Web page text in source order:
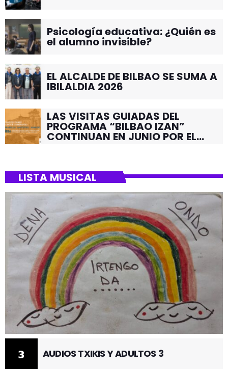
Psicología educativa: ¿Quién es
el alumno invisible?
EL ALCALDE DE BILBAO SE SUMA A
IBILALDIA 2026
LAS VISITAS GUIADAS DEL
PROGRAMA “BILBAO IZAN”
CONTINUAN EN JUNIO POR EL
LISTA MUSICAL
3 AUDIOS TXIKIS Y ADULTOS 3